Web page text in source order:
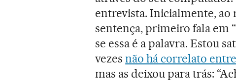
entrevista. Inicialmente, ao
sentença, primeiro fala em
se essa é a palavra. Estou
vezesnão há correlato
mas as deixou para trás: